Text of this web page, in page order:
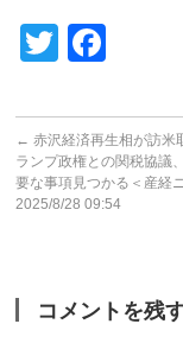
Twitter
← 赤沢経済再生相が訪
ランプ政権との関税協議
要な事項見つかる＜産経
2025/8/28 09:54
コメントを残